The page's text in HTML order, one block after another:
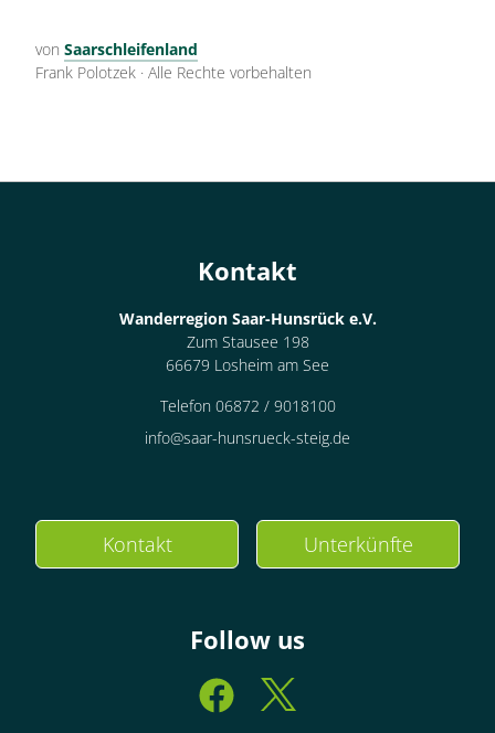
von Saarschleifenland
Frank Polotzek · Alle Rechte vorbehalten
Kontakt
Wanderregion Saar-Hunsrück e.V.
Zum Stausee 198
66679 Losheim am See
Telefon 06872 / 9018100
info@saar-hunsrueck-steig.de
Kontakt Unterkünfte
Follow us